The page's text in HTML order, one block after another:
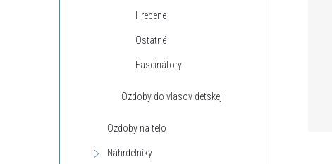
Hrebene
Ostatné
Fascinátory
Ozdoby do vlasov detskej
Ozdoby na telo
Náhrdelníky